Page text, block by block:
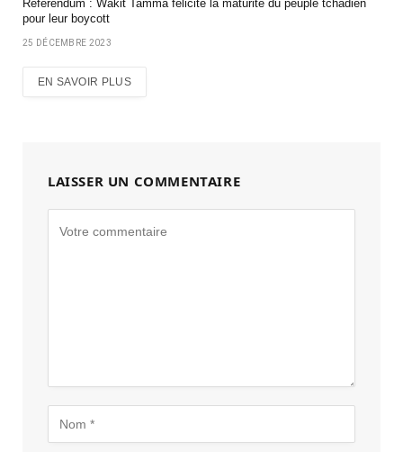
Référendum : Wakit Tamma félicite la maturité du peuple tchadien
pour leur boycott
25 DÉCEMBRE 2023
EN SAVOIR PLUS
LAISSER UN COMMENTAIRE